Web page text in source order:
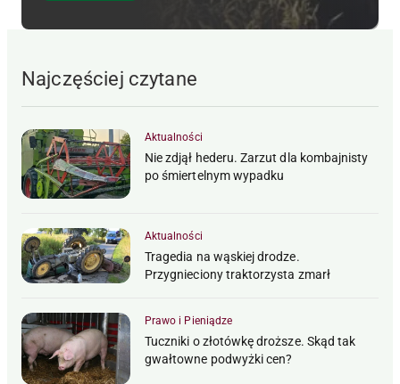
Najczęściej czytane
Aktualności
Nie zdjął hederu. Zarzut dla kombajnisty
po śmiertelnym wypadku
Aktualności
Tragedia na wąskiej drodze.
Przygnieciony traktorzysta zmarł
Prawo i Pieniądze
Tuczniki o złotówkę droższe. Skąd tak
gwałtowne podwyżki cen?